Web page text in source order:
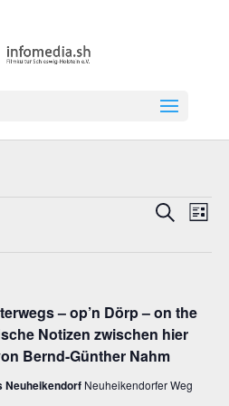
und
SucheListe
– op’n Dörp – on the
Notizen zwischen hier
Bernd-Günther Nahm
Neuheikendorf Neuheikendorfer Weg